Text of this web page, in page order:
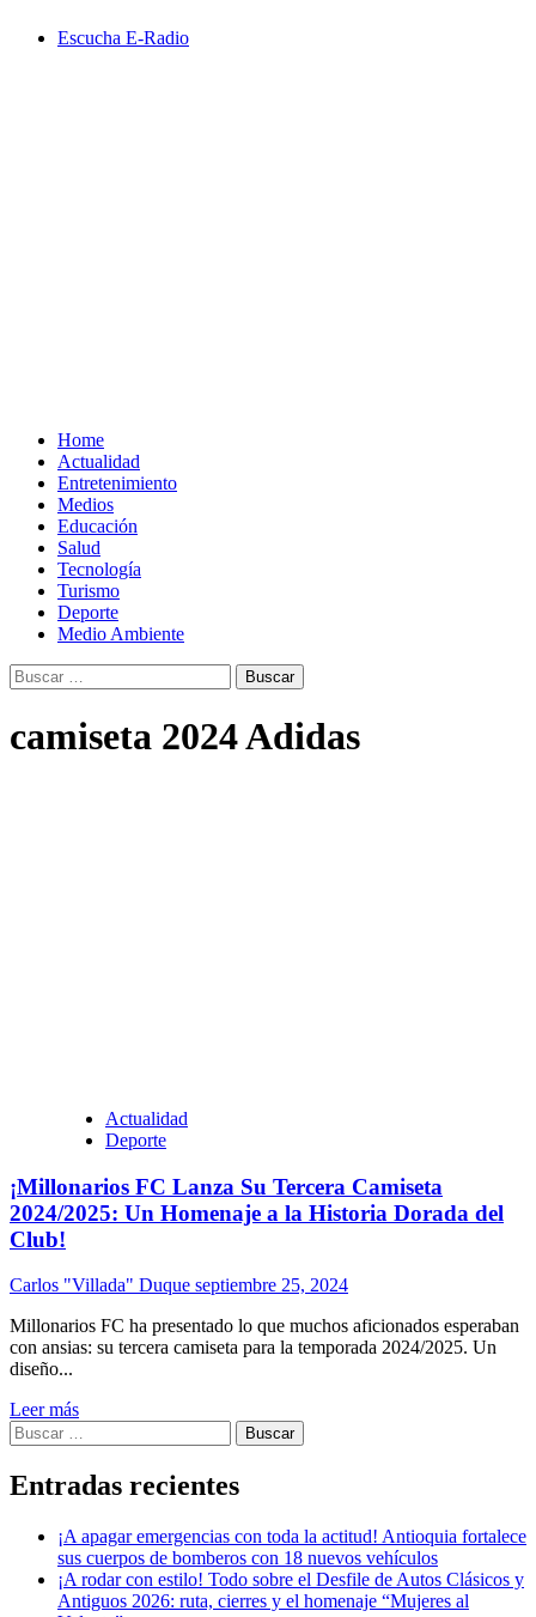
Escucha E-Radio
Home
Actualidad
Entretenimiento
Medios
Educación
Salud
Tecnología
Turismo
Deporte
Medio Ambiente
Buscar:
camiseta 2024 Adidas
Actualidad
Deporte
¡Millonarios FC Lanza Su Tercera Camiseta
2024/2025: Un Homenaje a la Historia Dorada del
Club!
Carlos "Villada" Duque septiembre 25, 2024
Millonarios FC ha presentado lo que muchos aficionados esperaban
con ansias: su tercera camiseta para la temporada 2024/2025. Un
diseño...
Leer más
Buscar:
Entradas recientes
¡A apagar emergencias con toda la actitud! Antioquia fortalece
sus cuerpos de bomberos con 18 nuevos vehículos
¡A rodar con estilo! Todo sobre el Desfile de Autos Clásicos y
Antiguos 2026: ruta, cierres y el homenaje “Mujeres al